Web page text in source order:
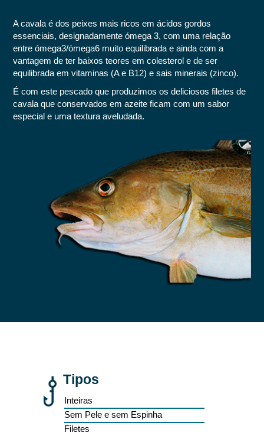
A cavala é dos peixes mais ricos em ácidos gordos
essenciais, designadamente ómega 3, com uma relação
entre ómega3/ómega6 muito equilibrada e ainda com a
vantagem de ter baixos teores em colesterol e de ser
equilibrada em vitaminas (A e B12) e sais minerais (zinco).
É com este pescado que produzimos os deliciosos filetes de
cavala que conservados em azeite ficam com um sabor
especial e uma textura aveludada.
Tipos
Inteiras
Sem Pele e sem Espinha
Filetes